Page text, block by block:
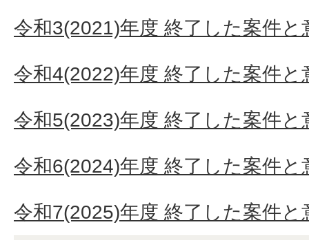
令和3(2021)年度 終了した案件と
令和4(2022)年度 終了した案件と
令和5(2023)年度 終了した案件と
令和6(2024)年度 終了した案件と
令和7(2025)年度 終了した案件と